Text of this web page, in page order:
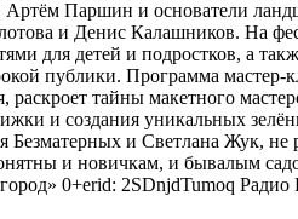
Паршин и основатели
и Денис Калашников. На
для детей и подростков, а
публики. Программа мастер-
тайны макетного
и создания уникальных
и Светлана Жук, не
и новичкам, и бывалым
0+erid: 2SDnjdTumoq Радио